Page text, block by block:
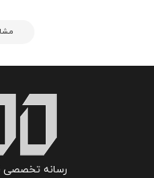
رسانه تخصصی